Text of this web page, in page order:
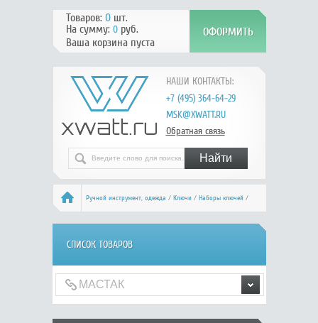
НАШИ КОНТАКТЫ:
+7 (495) 364-64-29
MSK@XWATT.RU
Обратная связь
Товаров: 0шт.
На сумму: 0руб.
Ваша корзина пуста
Ручной инcтрумент, одежда / Ключи/ Наборы ключей/
МАСТАК
СПИСОК ТОВАРОВ